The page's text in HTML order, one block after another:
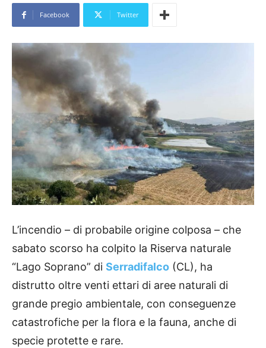
Facebook Twitter
L’incendio – di probabile origine colposa – che
sabato scorso ha colpito la Riserva naturale
“Lago Soprano” di Serradifalco (CL), ha
distrutto oltre venti ettari di aree naturali di
grande pregio ambientale, con conseguenze
catastrofiche per la flora e la fauna, anche di
specie protette e rare.